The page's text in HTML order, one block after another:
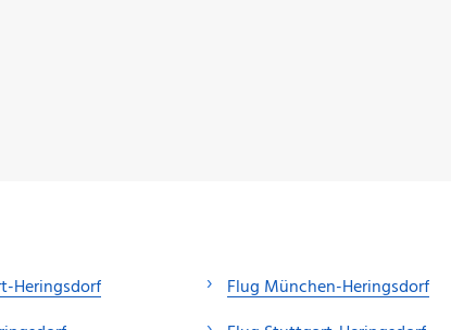
Heringsdorf
Flug München-Heringsdorf